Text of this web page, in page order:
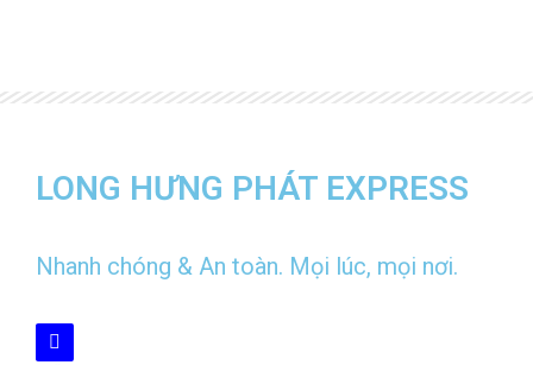
LONG HƯNG PHÁT EXPRESS
Nhanh chóng & An toàn. Mọi lúc, mọi nơi.